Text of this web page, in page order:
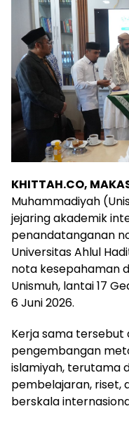
KHITTAH.CO,
Muhammadiyah
jejaring akademik
penandatanganan
Universitas Ahlul
nota kesepahaman
Unismuh, lantai 17
6 Juni 2026.
Kerja sama tersebut
pengembangan
islamiyah, terutama
pembelajaran, riset,
berskala